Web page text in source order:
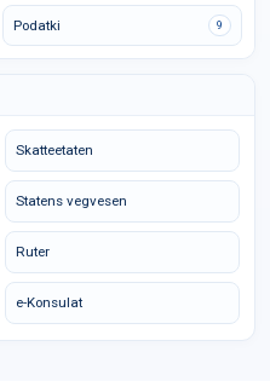
Podatki 9
Skatteetaten
Statens vegvesen
Ruter
e-Konsulat